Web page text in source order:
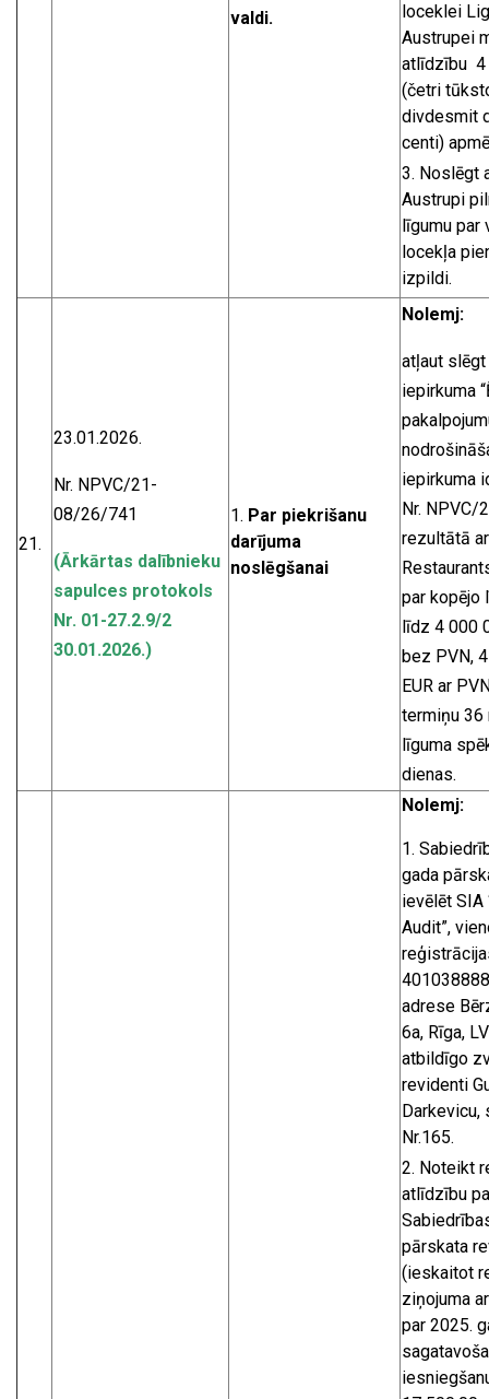
valdi.
loceklei
Austrupei
atlīdzību 4
(četri
divdesmit
centi)
Noslēgt
Austrupi
līgumu par
locekļa
izpildi.
21.
23.01.2026.
Nr. NPVC/21-
08/26/741
(Ārkārtas dalībnieku
sapulces protokols
Nr. 01-27.2.9/2
30.01.2026.)
Par piekrišanu
darījuma
noslēgšanai
Nolemj:
atļaut slēgt
iepirkuma
iepirkuma
Nr. NPVC/
rezultātā
par kopējo
līdz 4 000
bez PVN,
EUR ar
termiņu 36
līguma
dienas.
Nolemj:
gada
ievēlēt SIA
Audit”,
adrese
6a, Rīga,
atbildīgo
revidenti
Nr.165.
Noteikt
atlīdzību
pārskata
(ieskaitot
ziņojuma
par 2025.